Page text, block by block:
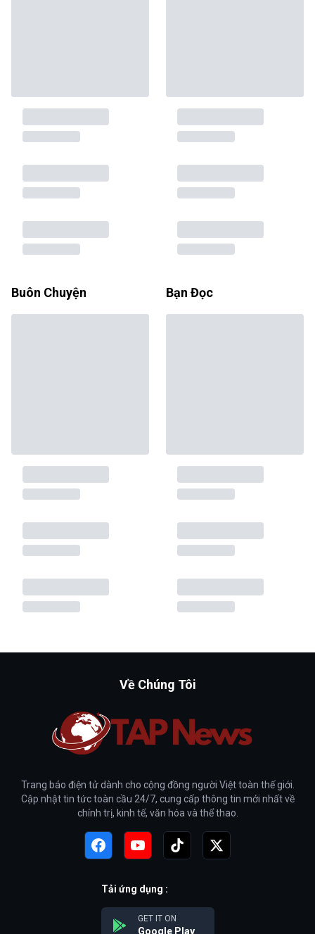
Buôn Chuyện Bạn Đọc
Về Chúng Tôi
Trang báo điện tử dành cho cộng đồng người Việt toàn thế giới.
Cập nhật tin tức toàn cầu 24/7, cung cấp thông tin mới nhất về
chính trị, kinh tế, văn hóa và thể thao.
Tải ứng dụng :
GET IT ON
Google Play